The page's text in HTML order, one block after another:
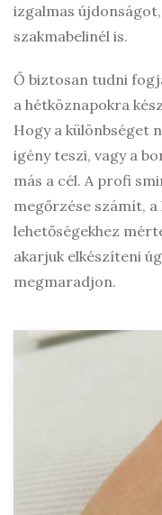
izgalmas
szakmabelinél is.
Ő biztosan tudni
a hétköznapokra
Hogy a különbséget
igény teszi, vagy a
más a cél. A profi
megőrzése számít,
lehetőségekhez
akarjuk elkészíteni
megmaradjon.